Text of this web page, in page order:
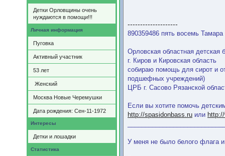
Детки Орловщины очень
нуждаются в помощи!!!
Личная информация
Пуговка
Активный участник
53 лет
Женский
Москва Новые Черемушки
Дата рождения: Сен-11-1972
Интересы
Детки и лошадки
Статистика
--------------------
890359486 пять восемь Тамара
Орловская областная детская
г. Киров и Кировская область
собираю помощь для сирот и
подшефных учреждений)
ЦРБ г. Сасово Рязанской
Если вы хотите помочь
http://spasidonbass.ru или
У меня не было белого флага